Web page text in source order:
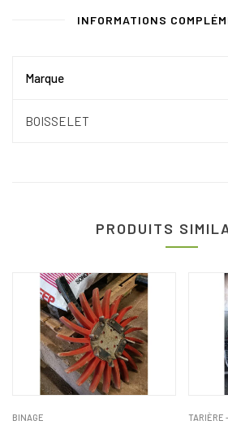
INFORMATIONS
Marque
BOISSELET
PRODUITS
BINAGE TARIÈRE